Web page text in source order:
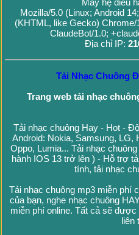
Máy hệ điều
Mozilla/5.0 (Linux; Android
(KHTML, like Gecko)
ClaudeBot/1.0;
Địa chỉ IP:
Tải Nhạc Chuông
Trang web tải nhạc
Tải nhạc chuông Hay - Hot -
Android: Nokia, Samsung, LG,
Oppo, Lumia... Tải nhạc
hành IOS 13 trở lên ) - Hỗ trợ
tính, tải nhạc
Tải nhạc chuông mp3 miễn phí
của bạn, nghe nhạc chuông
miễn phí online. Tất cả sẽ được
liên